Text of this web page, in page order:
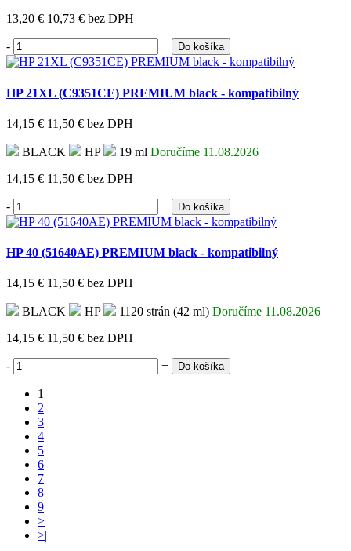
13,20 € 10,73 € bez DPH
- + Do košíka
HP 21XL (C9351CE) PREMIUM black - kompatibilný
14,15 € 11,50 € bez DPH
BLACK HP 19 ml Doručíme 11.08.2026
14,15 € 11,50 € bez DPH
- + Do košíka
HP 40 (51640AE) PREMIUM black - kompatibilný
14,15 € 11,50 € bez DPH
BLACK HP 1120 strán (42 ml) Doručíme 11.08.2026
14,15 € 11,50 € bez DPH
- + Do košíka
1
2
3
4
5
6
7
8
9
>
>|